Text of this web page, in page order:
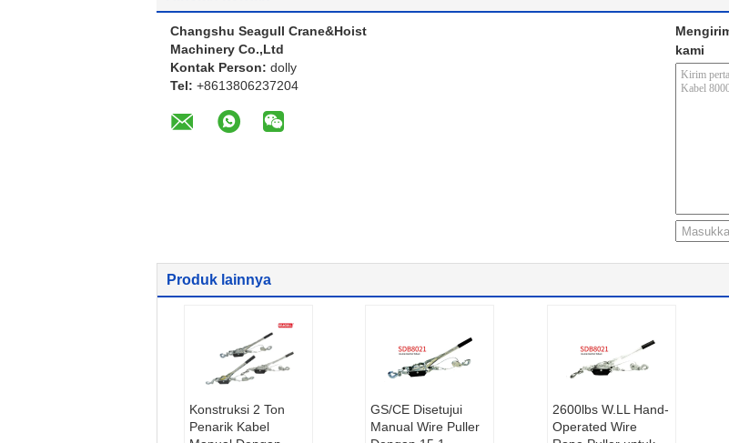
Changshu Seagull Crane&Hoist
Machinery Co.,Ltd
Kontak Person: dolly
Tel: +8613806237204
kami
Produk lainnya
Konstruksi 2 Ton
Penarik Kabel
GS/CE Disetujui
Manual Wire Puller
2600lbs W.LL Hand-
Operated Wire